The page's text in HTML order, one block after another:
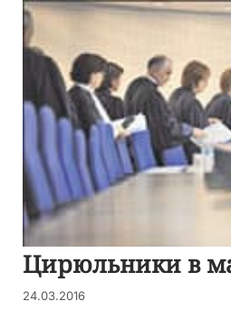
Цирюльники в
24.03.2016